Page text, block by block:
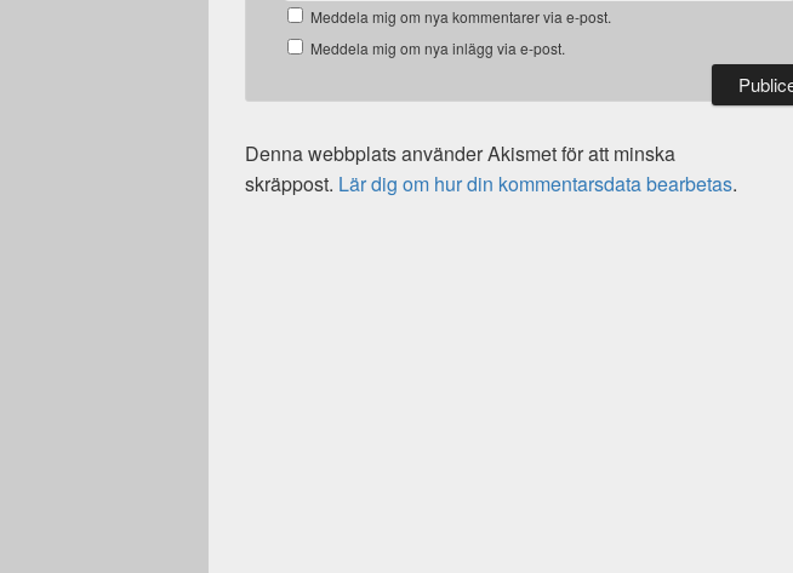
Meddela mig om nya kommentarer via e-post.
Meddela mig om nya inlägg via e-post.
Denna webbplats använder Akismet för att minska
skräppost. Lär dig om hur din kommentarsdata bearbetas.